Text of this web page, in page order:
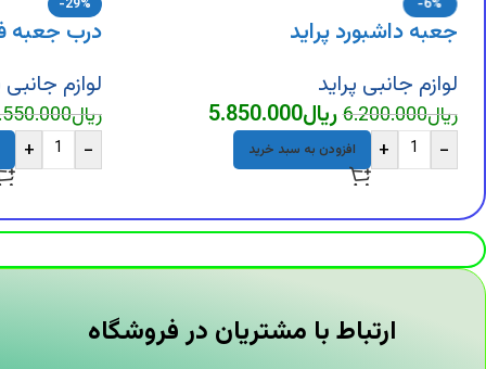
جعبه داشبورد پراید
لوازم جانبی پراید
ریال6.200.000ریال5.850.000
-
+ افزودن به سبد خرید
درب جعبه
لوازم جانبی
ریال
-
+
ارتباط با مشتریان در فروشگاه